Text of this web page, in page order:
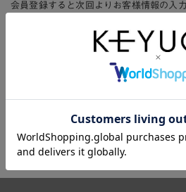
会員登録すると次回よりお客様情報の入
ージ、購入履歴をご利用いただけます。